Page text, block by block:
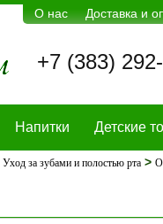
О нас Доставка и
+7 (383)
Напитки Детские
Уход за зубами и полостью рта>